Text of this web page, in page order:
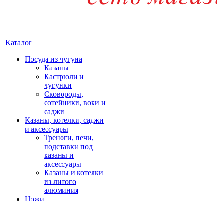
Каталог
Посуда из чугуна
Казаны
Кастрюли и
чугунки
Сковороды,
сотейники, воки и
саджи
Казаны, котелки, саджи
и аксессуары
Треноги, печи,
подставки под
казаны и
аксессуары
Казаны и котелки
из литого
алюминия
Ножи